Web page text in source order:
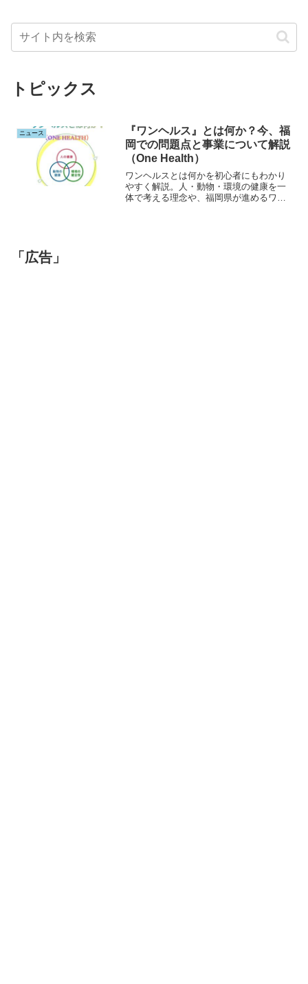
トピックス
ニュース
『ワンヘルス』とは何か？今、福
岡での問題点と事業について解説
（One Health）
ワンヘルスとは何かを初心者にもわかり
やすく解説。人・動物・環境の健康を一
体で考える理念や、福岡県が進めるワン
「広告」